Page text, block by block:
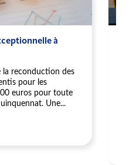
à
la reconduction des
pour les
euros pour toute
Une...